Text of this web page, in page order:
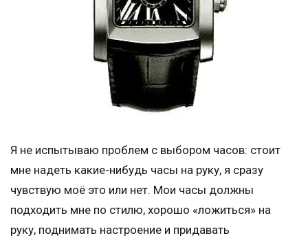
Я не испытываю проблем с выбором часов: стоит
мне надеть какие-нибудь часы на руку, я сразу
чувствую моё это или нет. Мои часы должны
подходить мне по стилю, хорошо «ложиться» на
руку, поднимать настроение и придавать